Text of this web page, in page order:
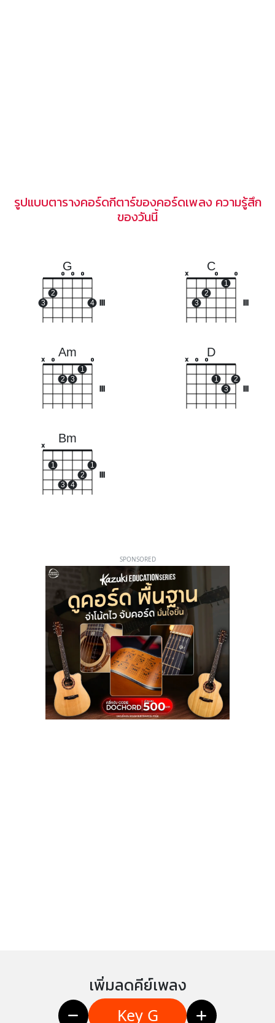
รูปแบบตารางคอร์ดกีตาร์ของคอร์ดเพลง ความรู้สึก
ของวันนี้
G
3
2
o o o
4
C
x
3
2
o
1
o
Am
x o
2 3
1
o
D
x o o
1
3
2
Bm
x
1
3 4
2
1
SPONSORED
เพิ่มลดคีย์เพลง
Key G